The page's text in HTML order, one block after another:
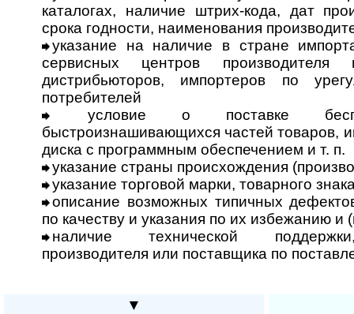
каталогах, наличие штрих-кода, дат
срока годности, наименования
указание на наличие в стране
сервисных центров производителя
дистрибьюторов, импортеров по
потребителей
условие о поставке
быстроизнашивающихся частей товаров,
диска с программным обеспечением и т. п.
указание страны происхождения
указание торговой марки, товарного
описание возможных типичных
по качеству и указания по их избежанию и
наличие технической
производителя или поставщика по
▼